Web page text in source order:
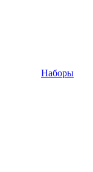
Наборы